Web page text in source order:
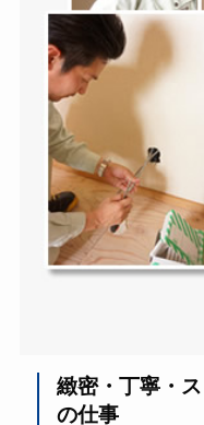
緻密・丁寧・
の仕事